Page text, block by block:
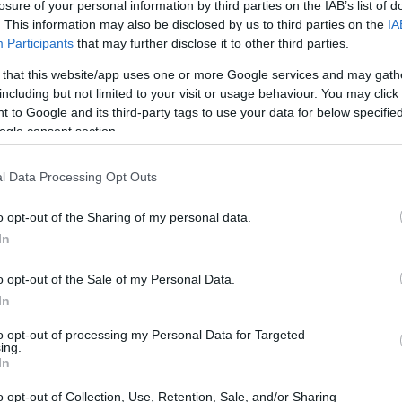
of your personal information by third parties on the IAB’s list of
This information may also be disclosed by us to third parties on the
Participants that may further disclose it to other third parties.
that this website/app uses one or more Google services and may
but not limited to your visit or usage behaviour. You may
to Google and its third-party tags to use your data for below
consent section.
Data Processing Opt Outs
opt-out of the Sharing of my personal data.
opt-out of the Sale of my Personal Data.
opt-out of processing my Personal Data for Targeted
opt-out of Collection, Use, Retention, Sale, and/or Sharing
se enfrenta a una situación compleja en el
Times, el banco está considerando eliminar varios
estrategia para mejorar su rentabilidad. Esta medida
interés de UniCredit, el banco italiano dirigido por
influencia en
su posición financiera y aumentar su capacidad
personal, si se implementan, podrían representar
El banco alemán tiene la intención de
en las próximas semanas, y la actualización de